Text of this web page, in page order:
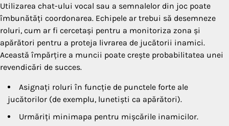
Utilizarea chat-ului vocal sau a semnalelor din joc poate
îmbunătăți coordonarea. Echipele ar trebui să desemneze
roluri, cum ar fi cercetași pentru a monitoriza zona și
apărători pentru a proteja livrarea de jucătorii inamici.
Această împărțire a muncii poate crește probabilitatea unei
revendicări de succes.
Asignați roluri în funcție de punctele forte ale
jucătorilor (de exemplu, lunetiști ca apărători).
Urmăriți minimapa pentru mișcările inamicilor.